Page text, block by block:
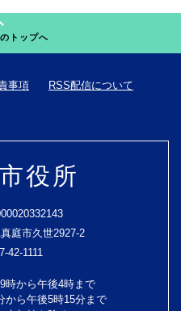
トップへ
事項
RSS配信について
役所
庭市久世2927-2
42-1111
時から午後4時まで
から午後5時15分まで